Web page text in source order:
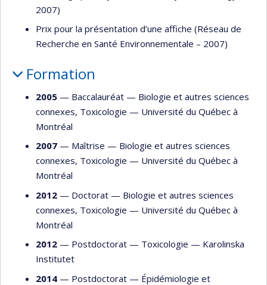
2007)
Prix pour la présentation d’une affiche (Réseau de
Recherche en Santé Environnementale – 2007)
Formation
2005 — Baccalauréat — Biologie et autres sciences
connexes, Toxicologie — Université du Québec à
Montréal
2007 — Maîtrise — Biologie et autres sciences
connexes, Toxicologie — Université du Québec à
Montréal
2012 — Doctorat — Biologie et autres sciences
connexes, Toxicologie — Université du Québec à
Montréal
2012 — Postdoctorat — Toxicologie — Karolinska
Institutet
2014 — Postdoctorat — Épidémiologie et